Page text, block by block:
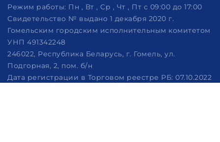
Режим работы: Пн , Вт , Ср , Чт , Пт c 09:00 до 17:00
Свидетельство № выдано 1 декабря 2020 г.
Гомельским городским исполнительным комитетом
УНП 491342248
246022, Республика Беларусь, г. Гомель, ул.
Подгорная, 2, пом. б/н
Дата регистрации в Торговом реестре РБ: 07.10.2022